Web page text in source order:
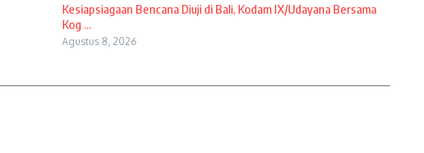
Kesiapsiagaan Bencana Diuji di Bali, Kodam IX/Udayana Bersama
Kog ...
Agustus 8, 2026